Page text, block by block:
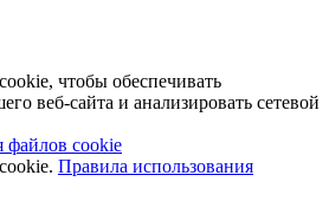
чтобы обеспечивать
веб-сайта и анализировать сетевой
файлов cookie
Правила использования